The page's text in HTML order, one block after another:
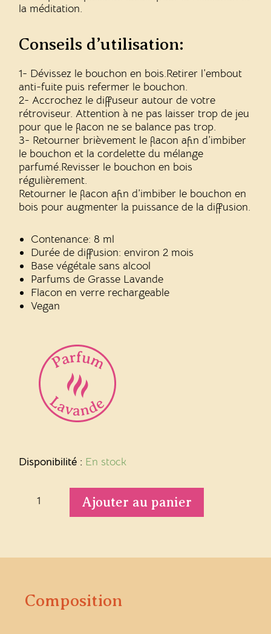
la méditation.
Conseils d’utilisation:
1- Dévissez le bouchon en bois.Retirer l’embout
anti-fuite puis refermer le bouchon.
2- Accrochez le diffuseur autour de votre
rétroviseur. Attention à ne pas laisser trop de jeu
pour que le flacon ne se balance pas trop.
3- Retourner brièvement le flacon afin d’imbiber
le bouchon et la cordelette du mélange
parfumé.Revisser le bouchon en bois
régulièrement.
Retourner le flacon afin d’imbiber le bouchon en
bois pour augmenter la puissance de la diffusion.
Contenance: 8 ml
Durée de diffusion: environ 2 mois
Base végétale sans alcool
Parfums de Grasse Lavande
Flacon en verre rechargeable
Vegan
Disponibilité : En stock
de
Parfum
Ajouter au panier
Composition